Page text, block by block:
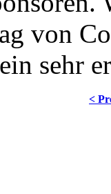
von
sehr
<